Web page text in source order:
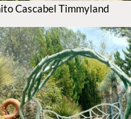
Cascabel Timmyland